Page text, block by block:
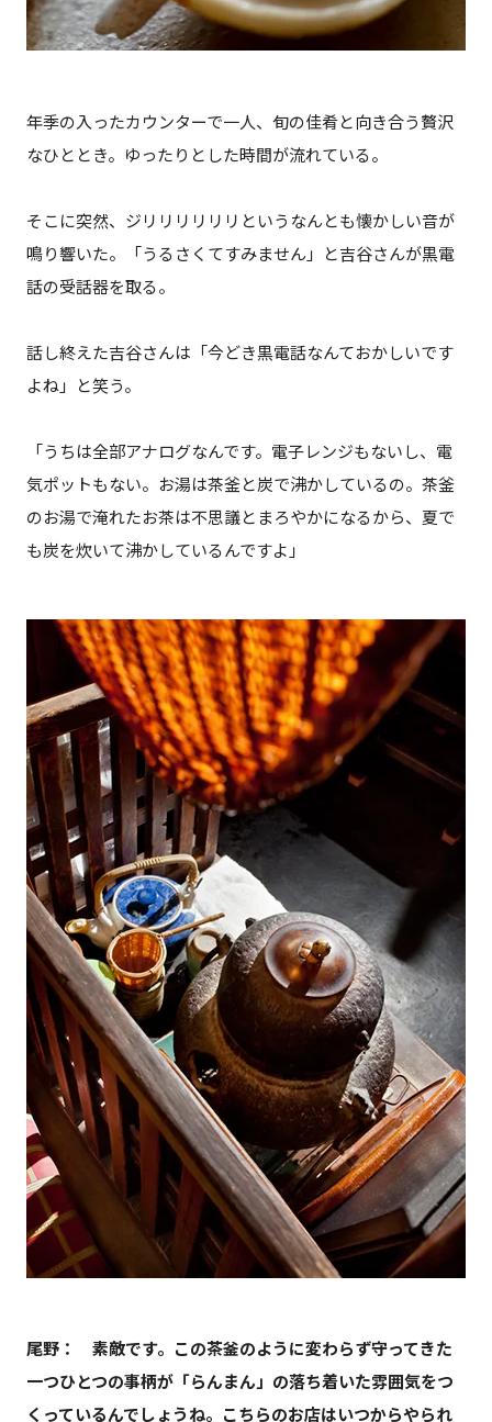
年季の入ったカウンターで一人、旬の佳肴と向き合う贅沢
なひととき。ゆったりとした時間が流れている。
そこに突然、ジリリリリリリというなんとも懐かしい音が
鳴り響いた。「うるさくてすみません」と吉谷さんが黒電
話の受話器を取る。
話し終えた吉谷さんは「今どき黒電話なんておかしいです
よね」と笑う。
「うちは全部アナログなんです。電子レンジもないし、電
気ポットもない。お湯は茶釜と炭で沸かしているの。茶釜
のお湯で淹れたお茶は不思議とまろやかになるから、夏で
も炭を炊いて沸かしているんですよ」
尾野： 素敵です。この茶釜のように変わらず守ってきた
一つひとつの事柄が「らんまん」の落ち着いた雰囲気をつ
くっているんでしょうね。こちらのお店はいつからやられ